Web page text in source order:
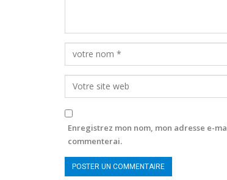
Enregistrez mon nom, mon adresse e-
commenterai.